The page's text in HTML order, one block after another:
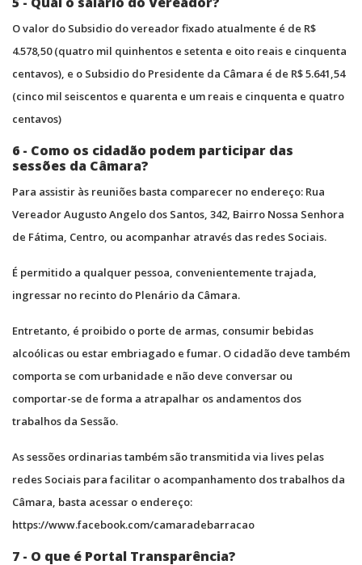
O valor do Subsidio do vereador fixado atualmente é de R$
4.578,50 (quatro mil quinhentos e setenta e oito reais e cinquenta
centavos), e o Subsidio do Presidente da Câmara é de R$ 5.641,54
(cinco mil seiscentos e quarenta e um reais e cinquenta e quatro
centavos)
6 - Como os cidadão podem participar das
sessões da Câmara?
Para assistir às reuniões basta comparecer no endereço: Rua
Vereador Augusto Angelo dos Santos, 342, Bairro Nossa Senhora
de Fátima, Centro, ou acompanhar através das redes Sociais.
É permitido a qualquer pessoa, convenientemente trajada,
ingressar no recinto do Plenário da Câmara.
Entretanto, é proibido o porte de armas, consumir bebidas
alcoólicas ou estar embriagado e fumar. O cidadão deve também
comporta se com urbanidade e não deve conversar ou
comportar-se de forma a atrapalhar os andamentos dos
trabalhos da Sessão.
As sessões ordinarias também são transmitida via lives pelas
redes Sociais para facilitar o acompanhamento dos trabalhos da
Câmara, basta acessar o endereço:
https://www.facebook.com/camaradebarracao
7 - O que é Portal Transparência?